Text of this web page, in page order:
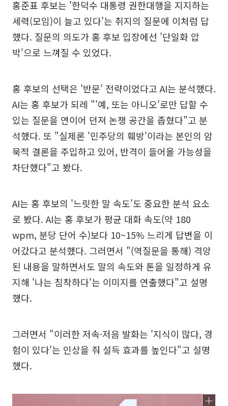
홍준표 후보는 '한덕수 대통령 권한대행을 지지하는
세력(모임)이 늘고 있다'는 취지의 질문에 이처럼 답
했다. 질문의 의도가 홍 후보 입장에선 '단일화 압
박'으로 느껴질 수 있었다.
홍 후보의 선택은 '반문' 전략이었다고 AI는 분석했다.
AI는 홍 후보가 되레 "'예, 또는 아니오'로만 답할 수
있는 질문을 연이어 던져 논쟁 공간을 좁혔다"고 분
석했다. 또 "실제론 '민주당의 훼방'이라는 본인의 암
묵적 결론을 주입하고 있어, 반격이 들어올 가능성을
차단했다"고 봤다.
AI는 홍 후보의 '느릿한 말 속도'도 중요한 분석 요소
로 봤다. AI는 홍 후보가 평균 대화 속도(약 180
wpm, 분당 단어 수)보다 10~15% 느리게 답변을 이
어갔다고 분석했다. 그러면서 "(역질문을 통해) 격앙
된 내용을 말하면서도 말의 속도와 톤을 일정하게 유
지해 '나는 침착하다'는 이미지를 연출했다"고 설명
했다.
그러면서 "이러한 저속·저음 발화는 '지식이 많다, 경
험이 있다'는 인상을 줘 설득 효과를 높인다"고 설명
했다.